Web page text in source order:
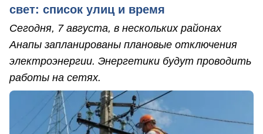
свет: список улиц и время
Сегодня, 7 августа, в нескольких районах
Анапы запланированы плановые отключения
электроэнергии. Энергетики будут проводить
работы на сетях.